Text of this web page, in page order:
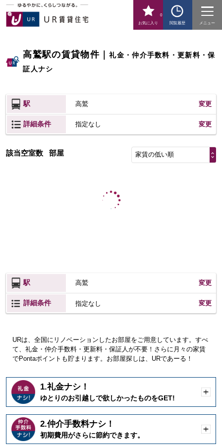
お気に入り
0
閲覧履歴
メニュー
高鷲駅の賃貸物件｜礼金・仲介手数料・更新料・保
証人ナシ
駅 高鷲 変更
詳細条件 指定なし 変更
該当空室数 部屋 家賃の低い順
駅 高鷲 変更
詳細条件 指定なし 変更
URは、全国にリノベーションしたお部屋をご用意しています。すべ
て、礼金・仲介手数料・更新料・保証人が不要！さらに月々の家賃
でPontaポイントも貯まります。お部屋探しは、URであーる！
1.礼金ナシ！
ゆとりのお引越しで欲しかったものをGET!
く
2.仲介手数料ナシ！
初期費用がさらに節約できます。
く